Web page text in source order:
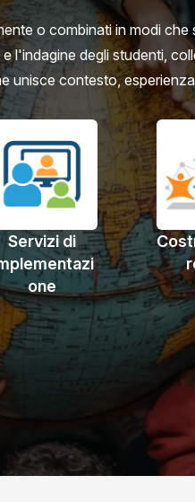
o combinati in modi
l'indagine degli studenti,
contesto,
Servizi di
one